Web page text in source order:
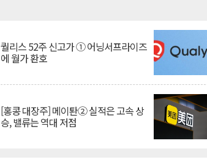
퀄리스 52주 신고가 ① 어닝서프라이즈
에 월가 환호
[홍콩 대장주] 메이퇀② 실적은 고속 상
승, 밸류는 역대 저점